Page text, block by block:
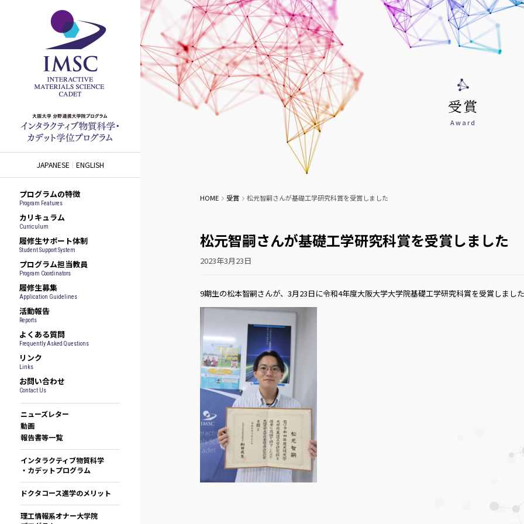
JAPANESE ENGLISH
プログラムの特徴
Program Features
カリキュラム
Curriculum
履修生サポート体制
Student Support System
プログラム担当教員
Program Coordinators
履修生募集
Application Guidelines
活動報告
Reports
よくある質問
Frequently Asked Questions
リンク
Links
お問い合わせ
Contact Us
ニューズレター
動画
報告書等一覧
インタラクティブ物質科学
・カデットプログラム
ドクタコース進学のメリット
理工情報系オナー大学院
受賞
Award
HOME 受賞 松元智嗣さんが基礎工学研究科賞を受賞しました
松元智嗣さんが基礎工学研究科賞を受賞しました
2023年3月23日
9期生の松本智嗣さんが、3月23日に令和4年度大阪大学大学院基礎工学研究科賞を受賞しまし